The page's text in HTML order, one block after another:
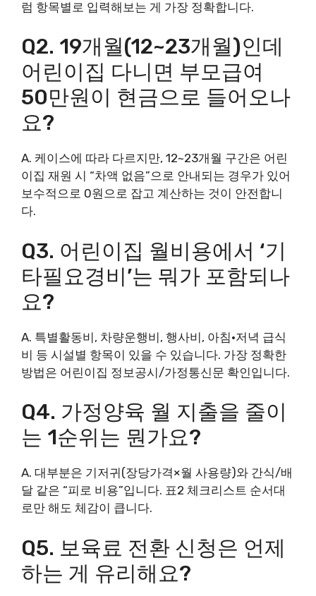
럼 항목별로 입력해보는 게 가장 정확합니다.
Q2. 19개월(12~23개월)인데
어린이집 다니면 부모급여
50만원이 현금으로 들어오나
요?
A. 케이스에 따라 다르지만, 12~23개월 구간은 어린
이집 재원 시 “차액 없음”으로 안내되는 경우가 있어
보수적으로 0원으로 잡고 계산하는 것이 안전합니
다.
Q3. 어린이집 월비용에서 ‘기
타필요경비’는 뭐가 포함되나
요?
A. 특별활동비, 차량운행비, 행사비, 아침·저녁 급식
비 등 시설별 항목이 있을 수 있습니다. 가장 정확한
방법은 어린이집 정보공시/가정통신문 확인입니다.
Q4. 가정양육 월 지출을 줄이
는 1순위는 뭔가요?
A. 대부분은 기저귀(장당가격×월 사용량)와 간식/배
달 같은 “피로 비용”입니다. 표2 체크리스트 순서대
로만 해도 체감이 큽니다.
Q5. 보육료 전환 신청은 언제
하는 게 유리해요?